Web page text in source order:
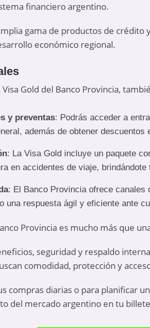
financiero argentino.
gama de productos de
económico regional.
Gold del Banco Provincia,
y preventas: Podrás acceder a
además de obtener
: La Visa Gold incluye un paquete
en accidentes de viaje,
: El Banco Provincia ofrece
una respuesta ágil y eficiente ante
Provincia es mucho más que
seguridad y respaldo
comodidad, protección y
compras diarias o para planificar
del mercado argentino en tu